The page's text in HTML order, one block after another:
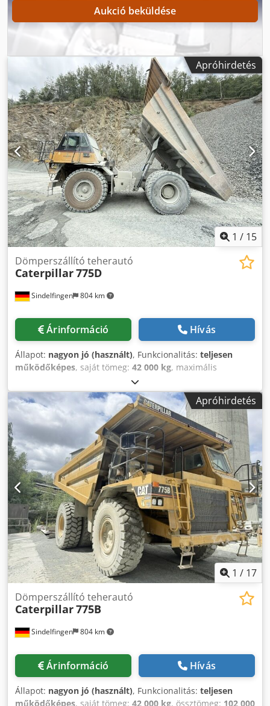
Aukció beküldése
Apróhirdetés
1 / 15
Sindelfingen 804 km
Dömperszállító teherautó
Caterpillar775D
Árinformáció Hívás
Állapot: nagyon jó (használt), Funkcionalitás: teljesen
működőképes, saját tömeg: 42 000 kg, maximális
, össztömeg:
2011, üzemórák:20 000 h, * Gyártási év: 2011 (felújított,
tanúsítvánnyal rendelkezik) * 20 000 üzemóra * Motor: Cat
V3412E (815 LE / 600 kW) Chjdoznbctjpfx Ahyea *
Rakodóképesség: 62,7 t * Saját tömeg: 42 000 kg *
Megengedett össztömeg: 105 000 kg * Tartálykapacitás: 42
m³ * Gumiabroncsok: 24.00 R35 * Kiváló állapotban
Apróhirdetés
1 / 17
Sindelfingen 804 km
Dömperszállító teherautó
Caterpillar775B
Árinformáció Hívás
Állapot: nagyon jó (használt), Funkcionalitás: teljesen
működőképes, saját tömeg: 42 000 kg, össztömeg: 102 000